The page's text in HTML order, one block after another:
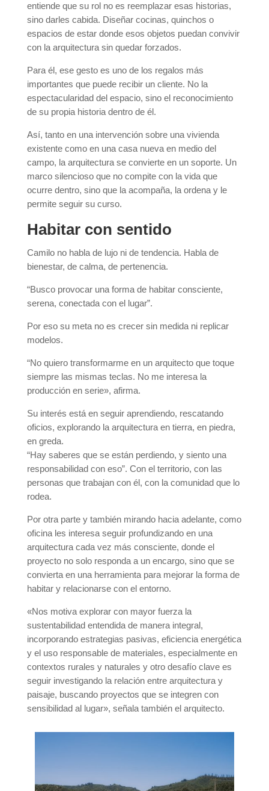
entiende que su rol no es reemplazar esas historias,
sino darles cabida. Diseñar cocinas, quinchos o
espacios de estar donde esos objetos puedan convivir
con la arquitectura sin quedar forzados.
Para él, ese gesto es uno de los regalos más
importantes que puede recibir un cliente. No la
espectacularidad del espacio, sino el reconocimiento
de su propia historia dentro de él.
Así, tanto en una intervención sobre una vivienda
existente como en una casa nueva en medio del
campo, la arquitectura se convierte en un soporte. Un
marco silencioso que no compite con la vida que
ocurre dentro, sino que la acompaña, la ordena y le
permite seguir su curso.
Habitar con sentido
Camilo no habla de lujo ni de tendencia. Habla de
bienestar, de calma, de pertenencia.
“Busco provocar una forma de habitar consciente,
serena, conectada con el lugar”.
Por eso su meta no es crecer sin medida ni replicar
modelos.
“No quiero transformarme en un arquitecto que toque
siempre las mismas teclas. No me interesa la
producción en serie», afirma.
Su interés está en seguir aprendiendo, rescatando
oficios, explorando la arquitectura en tierra, en piedra,
en greda.
“Hay saberes que se están perdiendo, y siento una
responsabilidad con eso”. Con el territorio, con las
personas que trabajan con él, con la comunidad que lo
rodea.
Por otra parte y también mirando hacia adelante, como
oficina les interesa seguir profundizando en una
arquitectura cada vez más consciente, donde el
proyecto no solo responda a un encargo, sino que se
convierta en una herramienta para mejorar la forma de
habitar y relacionarse con el entorno.
«Nos motiva explorar con mayor fuerza la
sustentabilidad entendida de manera integral,
incorporando estrategias pasivas, eficiencia energética
y el uso responsable de materiales, especialmente en
contextos rurales y naturales y otro desafío clave es
seguir investigando la relación entre arquitectura y
paisaje, buscando proyectos que se integren con
sensibilidad al lugar», señala también el arquitecto.